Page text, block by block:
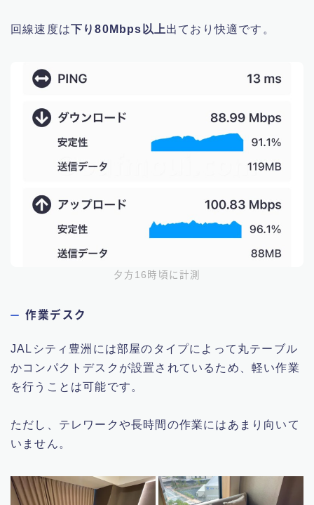
回線速度は下り80Mbps以上出ており快適です。
夕方16時頃に計測
作業デスク
JALシティ豊洲には部屋のタイプによって丸テーブル
かコンパクトデスクが設置されているため、軽い作業
を行うことは可能です。
ただし、テレワークや長時間の作業にはあまり向いて
いません。